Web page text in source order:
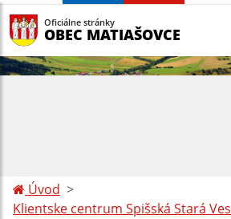
Oficiálne stránky
OBEC MATIAŠOVCE
Úvod
Klientske centrum Spišská Stará Ves